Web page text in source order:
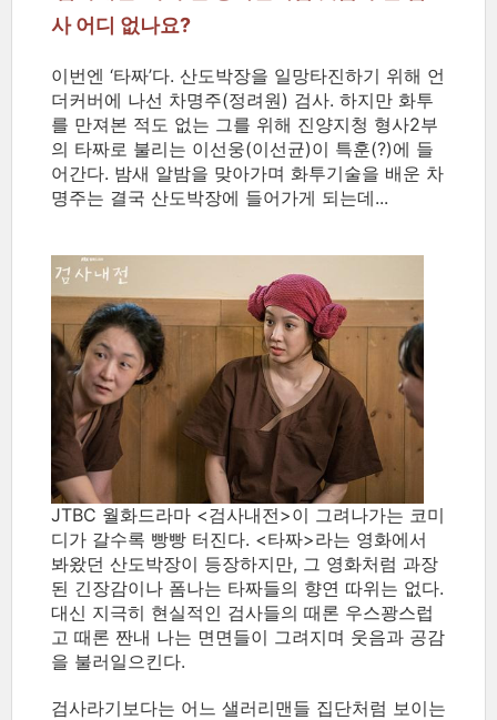
사 어디 없나요?
이번엔 ‘타짜’다. 산도박장을 일망타진하기 위해 언
더커버에 나선 차명주(정려원) 검사. 하지만 화투
를 만져본 적도 없는 그를 위해 진양지청 형사2부
의 타짜로 불리는 이선웅(이선균)이 특훈(?)에 들
어간다. 밤새 알밤을 맞아가며 화투기술을 배운 차
명주는 결국 산도박장에 들어가게 되는데...
JTBC 월화드라마 <검사내전>이 그려나가는 코미
디가 갈수록 빵빵 터진다. <타짜>라는 영화에서
봐왔던 산도박장이 등장하지만, 그 영화처럼 과장
된 긴장감이나 폼나는 타짜들의 향연 따위는 없다.
대신 지극히 현실적인 검사들의 때론 우스꽝스럽
고 때론 짠내 나는 면면들이 그려지며 웃음과 공감
을 불러일으킨다.
검사라기보다는 어느 샐러리맨들 집단처럼 보이는